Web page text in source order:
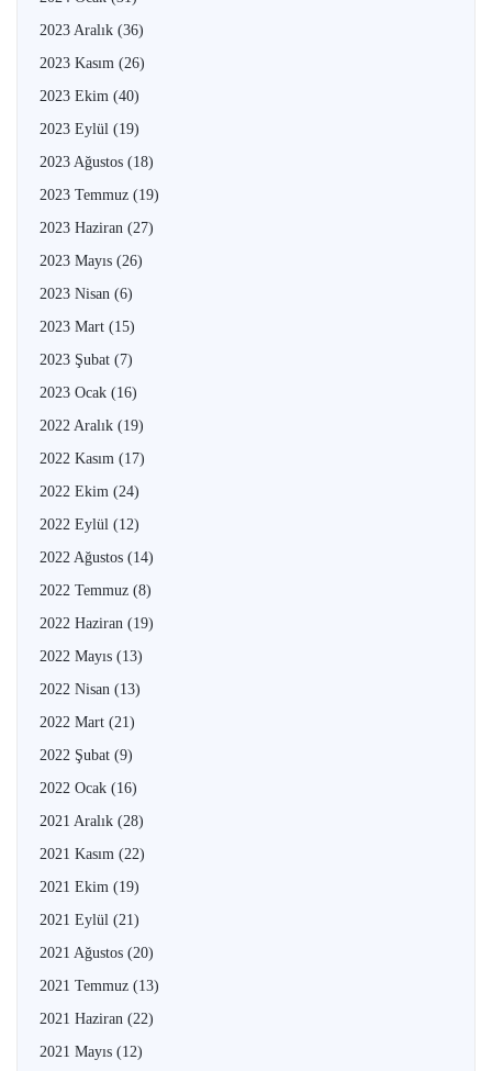
2023 Aralık (36)
2023 Kasım (26)
2023 Ekim (40)
2023 Eylül (19)
2023 Ağustos (18)
2023 Temmuz (19)
2023 Haziran (27)
2023 Mayıs (26)
2023 Nisan (6)
2023 Mart (15)
2023 Şubat (7)
2023 Ocak (16)
2022 Aralık (19)
2022 Kasım (17)
2022 Ekim (24)
2022 Eylül (12)
2022 Ağustos (14)
2022 Temmuz (8)
2022 Haziran (19)
2022 Mayıs (13)
2022 Nisan (13)
2022 Mart (21)
2022 Şubat (9)
2022 Ocak (16)
2021 Aralık (28)
2021 Kasım (22)
2021 Ekim (19)
2021 Eylül (21)
2021 Ağustos (20)
2021 Temmuz (13)
2021 Haziran (22)
2021 Mayıs (12)